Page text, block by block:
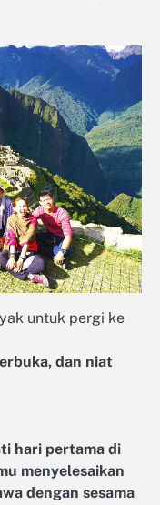
untuk pergi ke
dan niat
hari pertama di
menyelesaikan
dengan sesama